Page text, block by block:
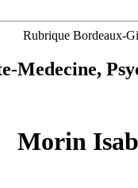
Rubrique Bordeaux-
Medecine,
Morin